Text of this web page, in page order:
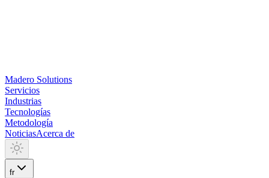
Madero Solutions
Servicios
Industrias
Tecnologías
Metodología
NoticiasAcerca de
fr